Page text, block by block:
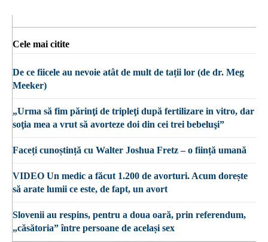
Cele mai citite
De ce fiicele au nevoie atât de mult de tații lor (de dr. Meg
Meeker)
„Urma să fim părinţi de tripleţi după fertilizare in vitro, dar
soţia mea a vrut să avorteze doi din cei trei bebeluşi”
Faceți cunoștință cu Walter Joshua Fretz – o ființă umană
VIDEO Un medic a făcut 1.200 de avorturi. Acum dorește
să arate lumii ce este, de fapt, un avort
Slovenii au respins, pentru a doua oară, prin referendum,
„căsătoria” între persoane de același sex